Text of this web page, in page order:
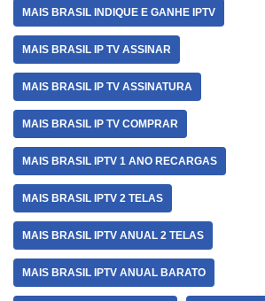
MAIS BRASIL INDIQUE E GANHE IPTV
MAIS BRASIL IP TV ASSINAR
MAIS BRASIL IP TV ASSINATURA
MAIS BRASIL IP TV COMPRAR
MAIS BRASIL IPTV 1 ANO RECARGAS
MAIS BRASIL IPTV 2 TELAS
MAIS BRASIL IPTV ANUAL 2 TELAS
MAIS BRASIL IPTV ANUAL BARATO